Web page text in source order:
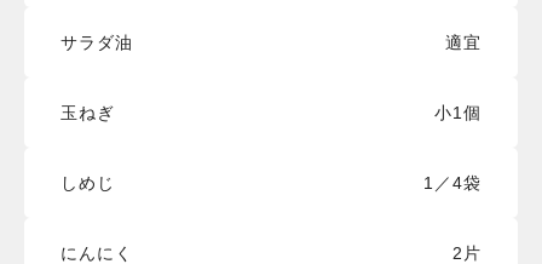
サラダ油 適宜
玉ねぎ 小1個
しめじ 1／4袋
にんにく 2片